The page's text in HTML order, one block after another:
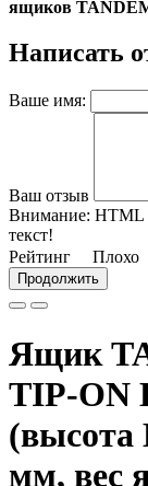
ящиков
Написать
Ваше имя:
Ваш отзыв
Внимание: HTML
текст!
Рейтинг Плохо
Продолжить
Ящик
TIP-ON
(высота
мм, вес